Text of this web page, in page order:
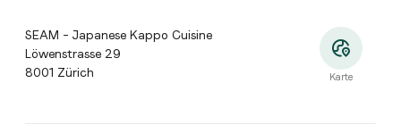
SEAM – Japanese Kappo Cuisine
Löwenstrasse 29
8001 Zürich
Karte